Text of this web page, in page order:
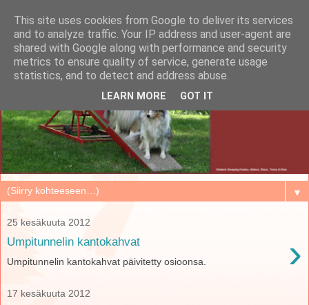
▼
25 kesäkuuta 2012
Umpitunnelin kantokahvat ›
Umpitunnelin kantokahvat päivitetty osioonsa.
17 kesäkuuta 2012
This site uses cookies from Google to deliver its services
and to analyze traffic. Your IP address and user-agent are
shared with Google along with performance and security
metrics to ensure quality of service, generate usage
statistics, and to detect and address abuse.
LEARN MORE GOT IT